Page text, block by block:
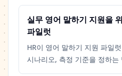
실무 영어 말하기 지원을
파일럿
HR이 영어 말하기 지원 파일
시나리오, 측정 기준을 정하는